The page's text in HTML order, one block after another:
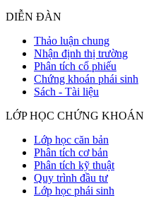
DIỄN ĐÀN
Thảo luận chung
Nhận định thị trường
Phân tích cổ phiếu
Chứng khoán phái sinh
Sách - Tài liệu
LỚP HỌC CHỨNG KHOÁN
Lớp học căn bản
Phân tích cơ bản
Phân tích kỹ thuật
Quy trình đầu tư
Lớp học phái sinh